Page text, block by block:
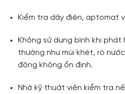
Kiểm tra dây điện, aptomat
Không sử dụng bình khi
thường như mùi khét, rò
động không ổn định.
Nhờ kỹ thuật viên kiểm tra